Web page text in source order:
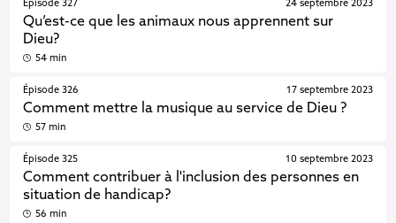
Épisode 327
Qu’est-ce que les animaux nous apprennent sur
Dieu?
24 septembre 2023
54 min
Épisode 326
Comment mettre la musique au service de Dieu ?
17 septembre 2023
57 min
Épisode 325
Comment contribuer à l'inclusion des personnes en
situation de handicap?
10 septembre 2023
56 min